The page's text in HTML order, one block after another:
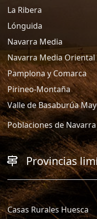
La Ribera
Lónguida
Navarra Media
Navarra Media Oriental
Pamplona y Comarca
Pirineo-Montaña
Valle de Basaburúa
Poblaciones de Navarra
Provincias
Casas Rurales Huesca